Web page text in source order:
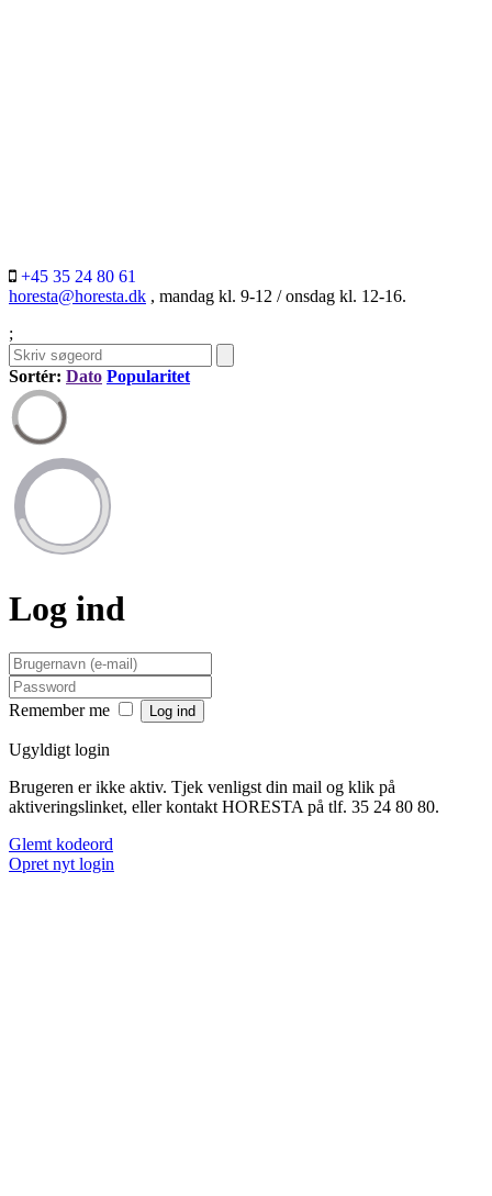
+45 35 24 80 61
horesta@horesta.dk , mandag kl. 9-12 / onsdag kl. 12-16.
;
Sortér: Dato Popularitet
Log ind
Remember me
Ugyldigt login
Brugeren er ikke aktiv. Tjek venligst din mail og klik på
aktiveringslinket, eller kontakt HORESTA på tlf. 35 24 80 80.
Glemt kodeord
Opret nyt login